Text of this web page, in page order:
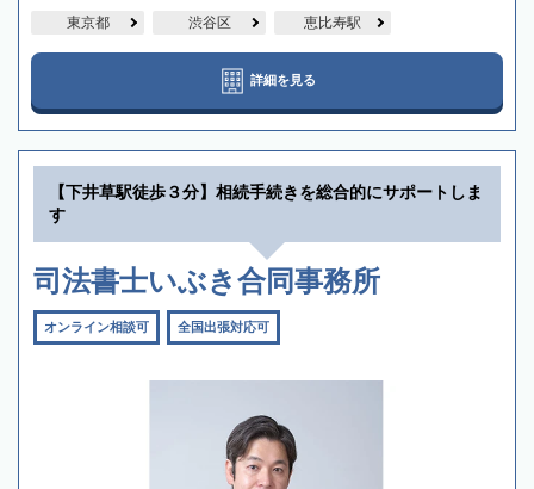
東京都 渋谷区 恵比寿駅
詳細を見る
【下井草駅徒歩３分】相続手続きを総合的にサポートしま
す
司法書士いぶき合同事務所
オンライン相談可 全国出張対応可